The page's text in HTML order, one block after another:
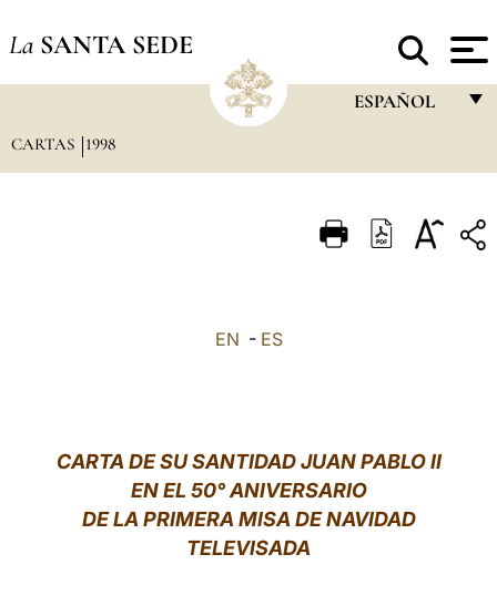
La SANTA SEDE
ESPAÑOL
ITALIANO
中文
LATINE
CARTAS 1998
EN - ES
CARTA DE SU SANTIDAD JUAN PABLO II
EN EL 50° ANIVERSARIO
DE LA PRIMERA MISA DE NAVIDAD
TELEVISADA